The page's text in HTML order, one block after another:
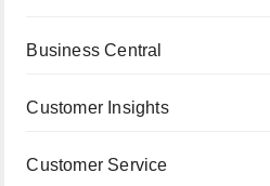
Business Central
Customer Insights
Customer Service